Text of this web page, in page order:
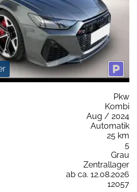
Pkw
Kombi
Aug / 2024
Automatik
25 km
5
Grau
Zentrallager
ab ca. 12.08.2026
12057